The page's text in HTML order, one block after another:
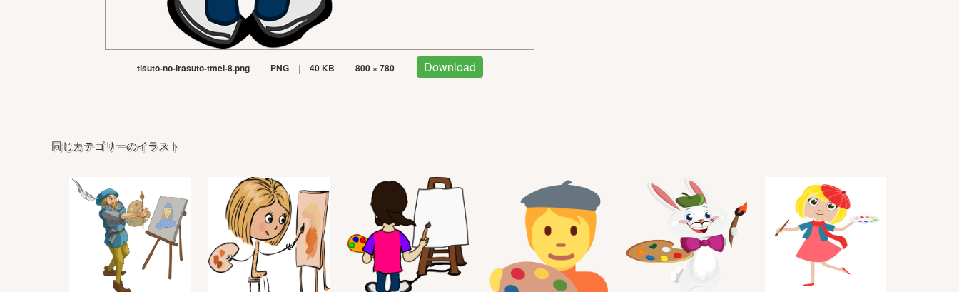
tisuto-no-irasuto-tmei-8.png | PNG | 40 KB | 800 × 780 | Download
同じカテゴリーのイラスト